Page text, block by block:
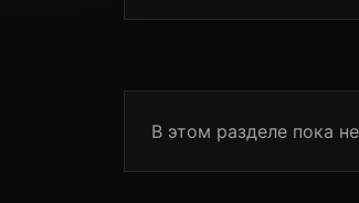
В этом разделе пока